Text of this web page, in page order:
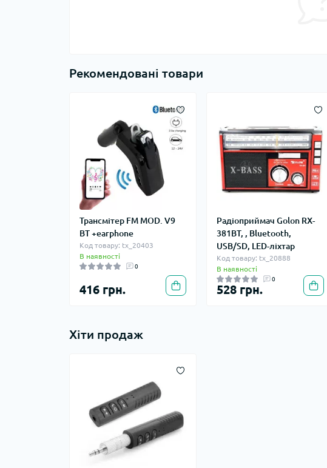
Рекомендовані товари
Трансмітер FM MOD. V9
BT +earphone
Код товару: tx_20403
В наявності
0
416 грн.
Радіоприймач Golon RX-
381BT, , Bluetooth,
USB/SD, LED-ліхтар
Код товару: tx_20888
В наявності
0
528 грн.
Хіти продаж